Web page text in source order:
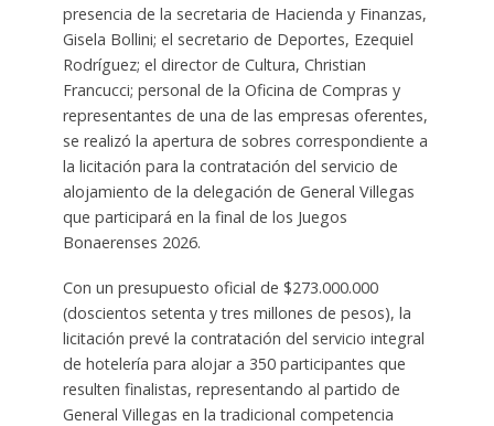
presencia de la secretaria de Hacienda y Finanzas,
Gisela Bollini; el secretario de Deportes, Ezequiel
Rodríguez; el director de Cultura, Christian
Francucci; personal de la Oficina de Compras y
representantes de una de las empresas oferentes,
se realizó la apertura de sobres correspondiente a
la licitación para la contratación del servicio de
alojamiento de la delegación de General Villegas
que participará en la final de los Juegos
Bonaerenses 2026.
Con un presupuesto oficial de $273.000.000
(doscientos setenta y tres millones de pesos), la
licitación prevé la contratación del servicio integral
de hotelería para alojar a 350 participantes que
resulten finalistas, representando al partido de
General Villegas en la tradicional competencia